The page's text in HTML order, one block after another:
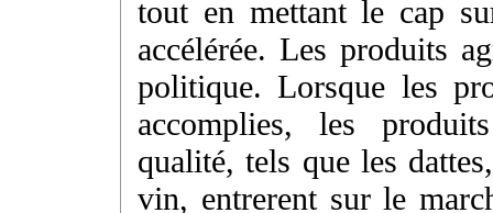
tout en mettant le cap
accélérée. Les produits
politique. Lorsque les
accomplies, les
qualité, tels que les
vin, entrerent sur le